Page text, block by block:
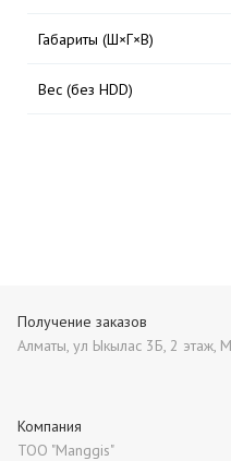
Габариты (Ш×Г×В)
Вес (без HDD)
Получение заказов
Алматы, ул Ыкылас 3Б, 2 этаж,
Компания
ТОО "Manggis"